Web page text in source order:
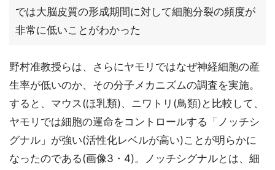
では大脳皮質の形成期間に対して細胞分裂の頻度が
非常に低いことがわかった
野村准教授らは、さらにヤモリではなぜ神経細胞の産
生率が低いのか、その分子メカニズムの調査を実施。
すると、マウス(ほ乳類)、ニワトリ(鳥類)と比較して、
ヤモリでは細胞の運命をコントロールする「ノッチシ
グナル」が強い(活性化レベルが高い)ことが明らかに
なったのである(画像3・4)。ノッチシグナルとは、細